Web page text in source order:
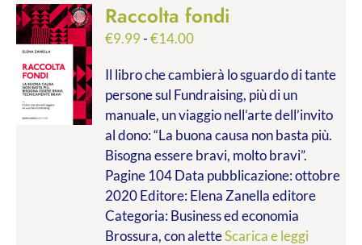
Raccolta fondi
€9.99-€14.00Fascia
prezzo:
da
€9.99
a
€14.00
Il libro che cambierà lo sguardo di tante
persone sul Fundraising, più di un
manuale, un viaggio nell’arte dell’invito
al dono: “La buona causa non basta più.
Bisogna essere bravi, molto bravi”.
Pagine 104 Data pubblicazione: ottobre
2020 Editore: Elena Zanella editore
Categoria: Business ed economia
Brossura, con aletteScarica e leggi